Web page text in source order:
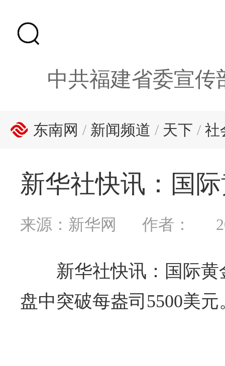
中共福建省委宣传
东南网 / 新闻频道 / 天下 / 社
新华社快讯：国
来源：新华网 作者：
新华社快讯：国际
盘中突破每盎司5500美元